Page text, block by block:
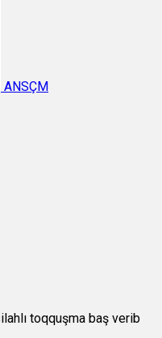
ANSÇM
toqquşma baş verib